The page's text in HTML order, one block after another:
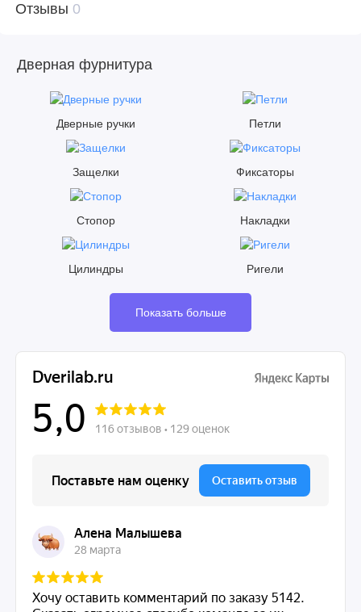
Отзывы 0
Дверная фурнитура
Дверные ручки Петли
Защелки Фиксаторы
Стопор Накладки
Цилиндры Ригели
Показать больше